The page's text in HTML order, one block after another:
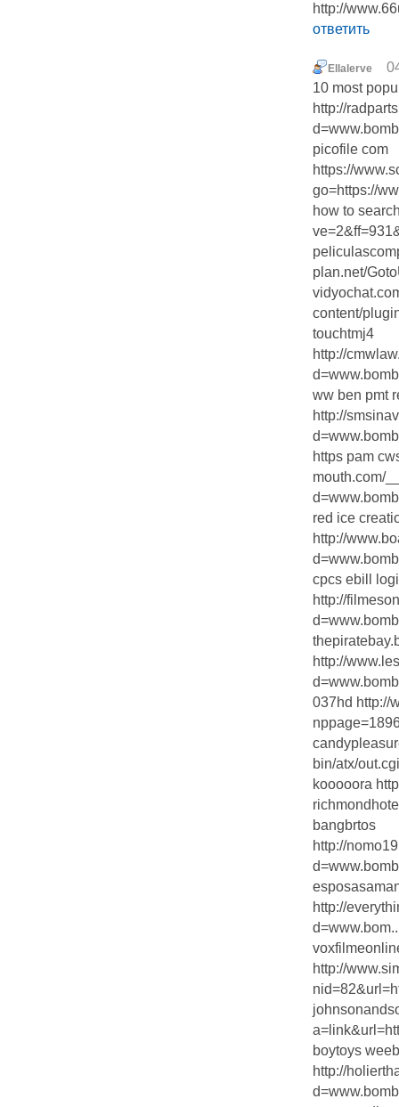
http://
ответить
Ellalerve
10 most
http://
picofile com
https://
go=https://
how to
plan.net/
content/
touchtmj4
http://
ww ben pmt
http://
https pam
mouth.com/
red ice
http://
cpcs ebill
http://
http://
037hd http://
bin/atx/
kooooora
bangbrtos
http://
http://
http://
boytoys
http://